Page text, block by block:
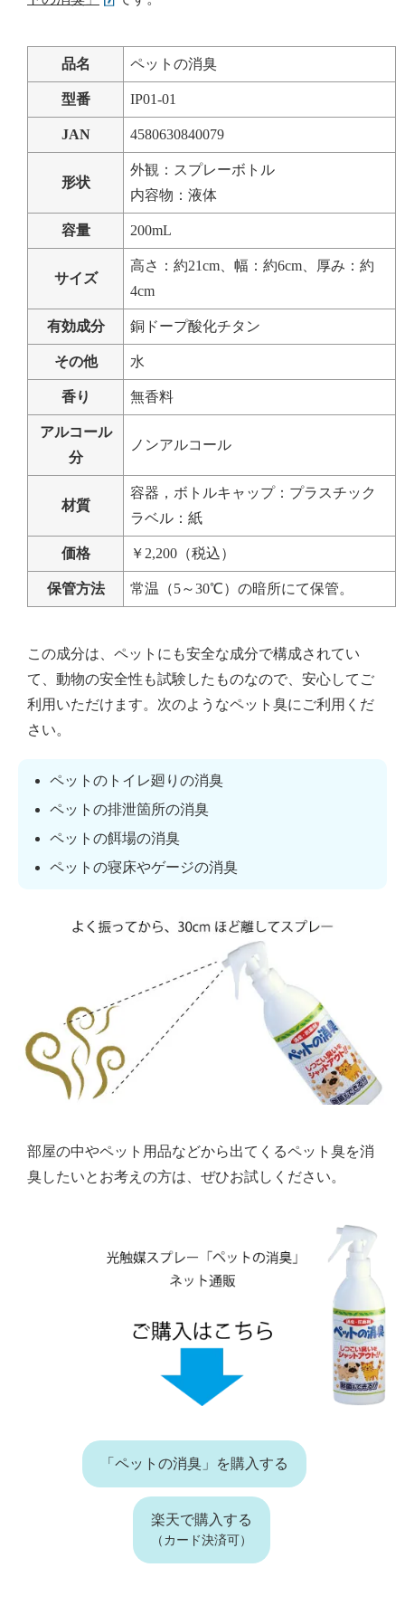
品名 ペットの消臭
型番 IP01-01
JAN 4580630840079
形状
外観：スプレーボトル
内容物：液体
容量 200mL
サイズ
高さ：約21cm、幅：約6cm、厚み：約
4cm
有効成分 銅ドープ酸化チタン
その他 水
香り 無香料
アルコール
分
ノンアルコール
材質
容器，ボトルキャップ：プラスチック
ラベル：紙
価格 ￥2,200（税込）
保管方法 常温（5～30℃）の暗所にて保管。
この成分は、ペットにも安全な成分で構成されてい
て、動物の安全性も試験したものなので、安心してご
利用いただけます。次のようなペット臭にご利用くだ
さい。
ペットのトイレ廻りの消臭
ペットの排泄箇所の消臭
ペットの餌場の消臭
ペットの寝床やゲージの消臭
部屋の中やペット用品などから出てくるペット臭を消
臭したいとお考えの方は、ぜひお試しください。
「ペットの消臭」を購入する
楽天で購入する
（カード決済可）